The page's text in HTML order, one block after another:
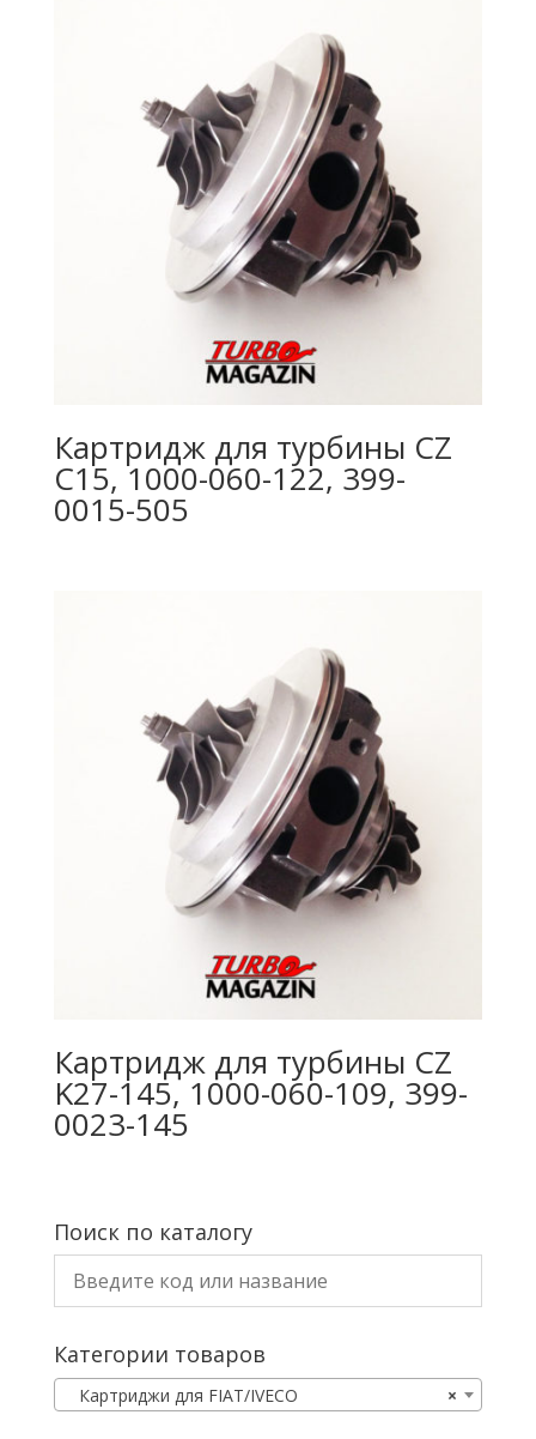
Картридж для турбины CZ
C15, 1000-060-122, 399-
0015-505
Картридж для турбины CZ
K27-145, 1000-060-109, 399-
0023-145
Поиск по каталогу
Категории товаров
×
Картриджи для FIAT/IVECO